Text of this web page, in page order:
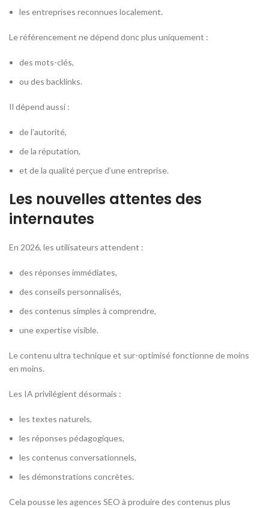
les entreprises reconnues localement.
Le référencement ne dépend donc plus uniquement :
des mots-clés,
ou des backlinks.
Il dépend aussi :
de l’autorité,
de la réputation,
et de la qualité perçue d’une entreprise.
Les nouvelles attentes des
internautes
En 2026, les utilisateurs attendent :
des réponses immédiates,
des conseils personnalisés,
des contenus simples à comprendre,
une expertise visible.
Le contenu ultra technique et sur-optimisé fonctionne de moins
en moins.
Les IA privilégient désormais :
les textes naturels,
les réponses pédagogiques,
les contenus conversationnels,
les démonstrations concrètes.
Cela pousse les agences SEO à produire des contenus plus